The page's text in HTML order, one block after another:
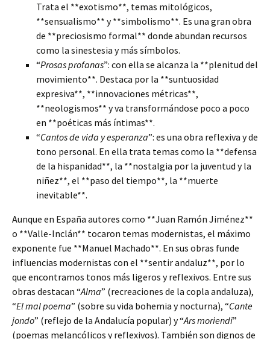
Trata el **exotismo**, temas mitológicos,
**sensualismo** y **simbolismo**. Es una gran obra
de **preciosismo formal** donde abundan recursos
como la sinestesia y más símbolos.
“Prosas profanas”: con ella se alcanza la **plenitud del
movimiento**. Destaca por la **suntuosidad
expresiva**, **innovaciones métricas**,
**neologismos** y va transformándose poco a poco
en **poéticas más íntimas**.
“Cantos de vida y esperanza”: es una obra reflexiva y de
tono personal. En ella trata temas como la **defensa
de la hispanidad**, la **nostalgia por la juventud y la
niñez**, el **paso del tiempo**, la **muerte
inevitable**.
Aunque en España autores como **Juan Ramón Jiménez**
o **Valle-Inclán** tocaron temas modernistas, el máximo
exponente fue **Manuel Machado**. En sus obras funde
influencias modernistas con el **sentir andaluz**, por lo
que encontramos tonos más ligeros y reflexivos. Entre sus
obras destacan “Alma” (recreaciones de la copla andaluza),
“El mal poema” (sobre su vida bohemia y nocturna), “Cante
jondo” (reflejo de la Andalucía popular) y “Ars moriendi”
(poemas melancólicos y reflexivos). También son dignos de